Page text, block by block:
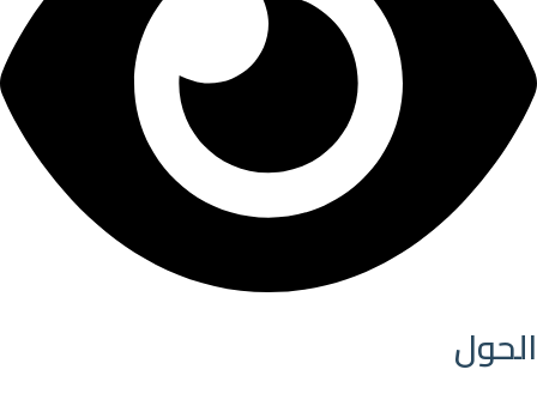
الحول